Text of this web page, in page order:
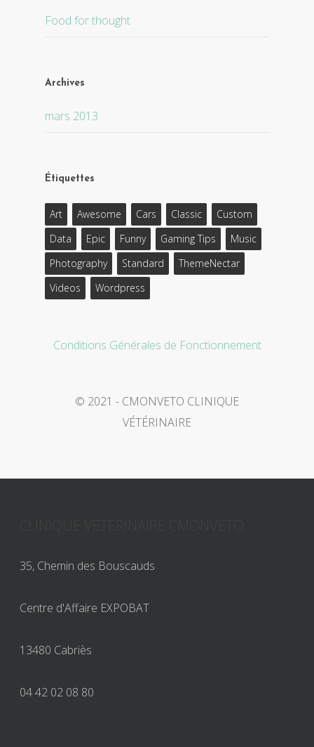
Food for thought
Archives
mars 2013
Étiquettes
Art Awesome Cars Classic
Custom
Data
Epic Funny Gaming Tips
Music
Photography
Standard
ThemeNectar
Videos
Wordpress
Conditions Générales de Fonctionnement
© 2021 - CMONVETO CLINIQUE
VÉTÉRINAIRE
35, Chemin des Bouscauds
Centre d'Affaire EXPOBAT
13480 Cabriès
04 42 02 08 80